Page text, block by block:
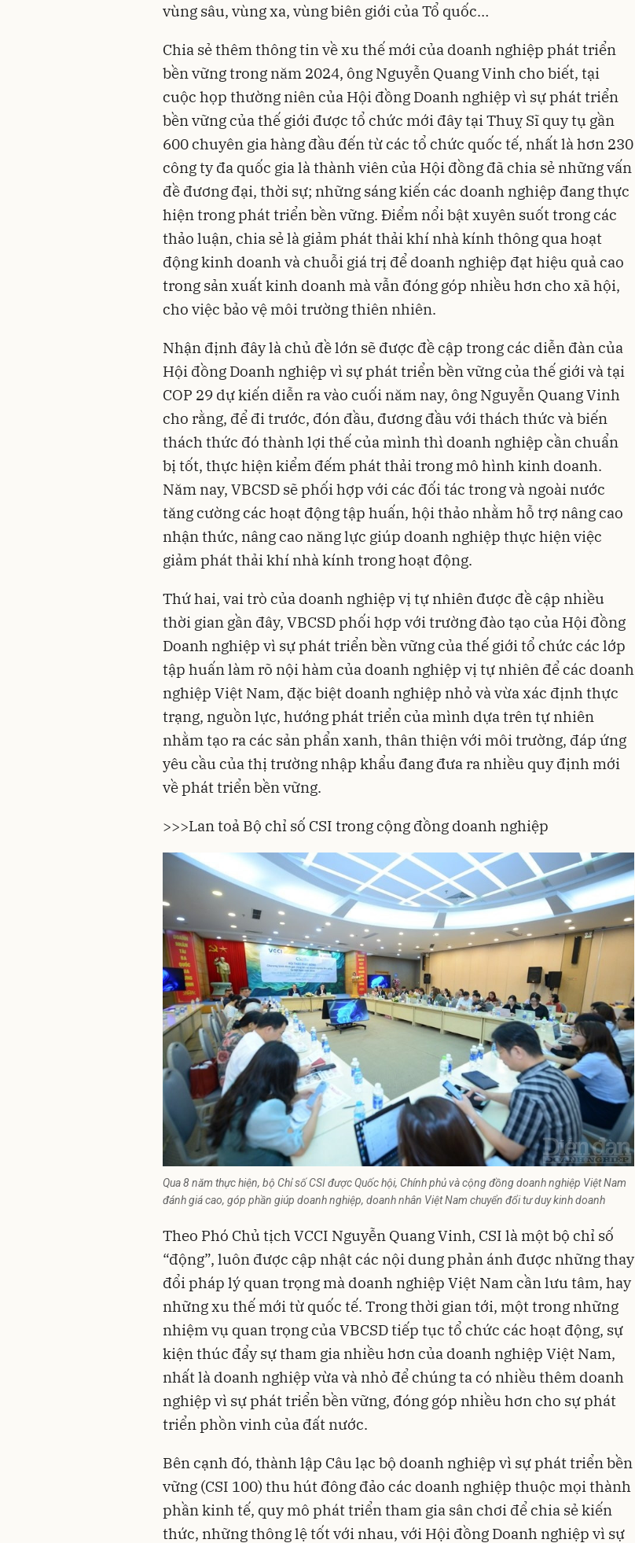
vùng sâu, vùng xa, vùng biên giới của Tổ quốc…
Chia sẻ thêm thông tin về xu thế mới của doanh nghiệp phát triển
bền vữngtrong năm 2024, ông Nguyễn Quang Vinh cho biết, tại
cuộc họp thường niên của Hội đồng Doanh nghiệp vì sự phát triển
bền vững của thế giới được tổ chức mới đây tại Thuỵ Sĩ quy tụ gần
600 chuyên gia hàng đầu đến từ các tổ chức quốc tế, nhất là hơn 230
công ty đa quốc gia là thành viên của Hội đồng đã chia sẻ những vấn
đề đương đại, thời sự; những sáng kiến các doanh nghiệp đang thực
hiện trong phát triển bền vững. Điểm nổi bật xuyên suốt trong các
thảo luận, chia sẻ là giảm phát thải khí nhà kính thông qua hoạt
động kinh doanh và chuỗi giá trị để doanh nghiệp đạt hiệu quả cao
trong sản xuất kinh doanh mà vẫn đóng góp nhiều hơn cho xã hội,
cho việc bảo vệ môi trường thiên nhiên.
Nhận định đây là chủ đề lớn sẽ được đề cập trong các diễn đàn của
Hội đồng Doanh nghiệp vì sự phát triển bền vững của thế giới và tại
COP 29 dự kiến diễn ra vào cuối năm nay, ông Nguyễn Quang Vinh
cho rằng, để đi trước, đón đầu, đương đầu với thách thức và biến
thách thức đó thành lợi thế của mình thì doanh nghiệp cần chuẩn
bị tốt, thực hiện kiểm đếm phát thải trong mô hình kinh doanh.
Năm nay, VBCSD sẽ phối hợp với các đối tác trong và ngoài nước
tăng cường các hoạt động tập huấn, hội thảo nhằm hỗ trợ nâng cao
nhận thức, nâng cao năng lực giúp doanh nghiệp thực hiện việc
giảm phát thải khí nhà kính trong hoạt động.
Thứ hai, vai trò của doanh nghiệp vị tự nhiên được đề cập nhiều
thời gian gần đây, VBCSD phối hợp với trường đào tạo của Hội đồng
Doanh nghiệp vì sự phát triển bền vững của thế giới tổ chức các lớp
tập huấn làm rõ nội hàm của doanh nghiệp vị tự nhiên để các doanh
nghiệp Việt Nam, đặc biệt doanh nghiệp nhỏ và vừa xác định thực
trạng, nguồn lực, hướng phát triển của mình dựa trên tự nhiên
nhằm tạo ra các sản phẩn xanh, thân thiện với môi trường, đáp ứng
yêu cầu của thị trường nhập khẩu đang đưa ra nhiều quy định mới
về phát triển bền vững.
>>>Lan toả Bộ chỉ số CSI trong cộng đồng doanh nghiệp
Qua 8 năm thực hiện, bộ Chỉ số CSI được Quốc hội, Chính phủ và cộng đồng doanh nghiệp Việt Nam
đánh giá cao, góp phần giúp doanh nghiệp, doanh nhân Việt Nam chuyển đổi tư duy kinh doanh
Theo Phó Chủ tịch VCCI Nguyễn Quang Vinh, CSI là một bộ chỉ số
“động”, luôn được cập nhật các nội dung phản ánh được những thay
đổi pháp lý quan trọng mà doanh nghiệp Việt Nam cần lưu tâm, hay
những xu thế mới từ quốc tế. Trong thời gian tới, một trong những
nhiệm vụ quan trọng của VBCSD tiếp tục tổ chức các hoạt động, sự
kiện thúc đẩy sự tham gia nhiều hơn của doanh nghiệp Việt Nam,
nhất là doanh nghiệp vừa và nhỏ để chúng ta có nhiều thêm doanh
nghiệp vì sự phát triển bền vững, đóng góp nhiều hơn cho sự phát
triển phồn vinh của đất nước.
Bên cạnh đó, thành lập Câu lạc bộ doanh nghiệp vì sự phát triển bền
vững (CSI 100) thu hút đông đảo các doanh nghiệp thuộc mọi thành
phần kinh tế, quy mô phát triển tham gia sân chơi để chia sẻ kiến
thức, những thông lệ tốt với nhau, với Hội đồng Doanh nghiệp vì sự